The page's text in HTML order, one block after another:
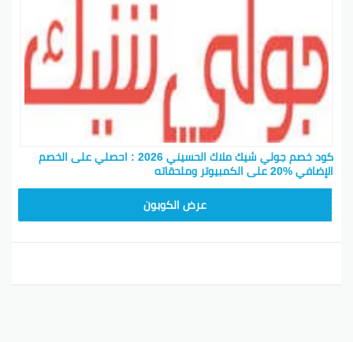
كود خصم جولي شيك ملاك الحسيني 2026 : احصلي على الخصم
الإضافي %20 على الكمبيوتر وملحقاته
عرض الكوبون